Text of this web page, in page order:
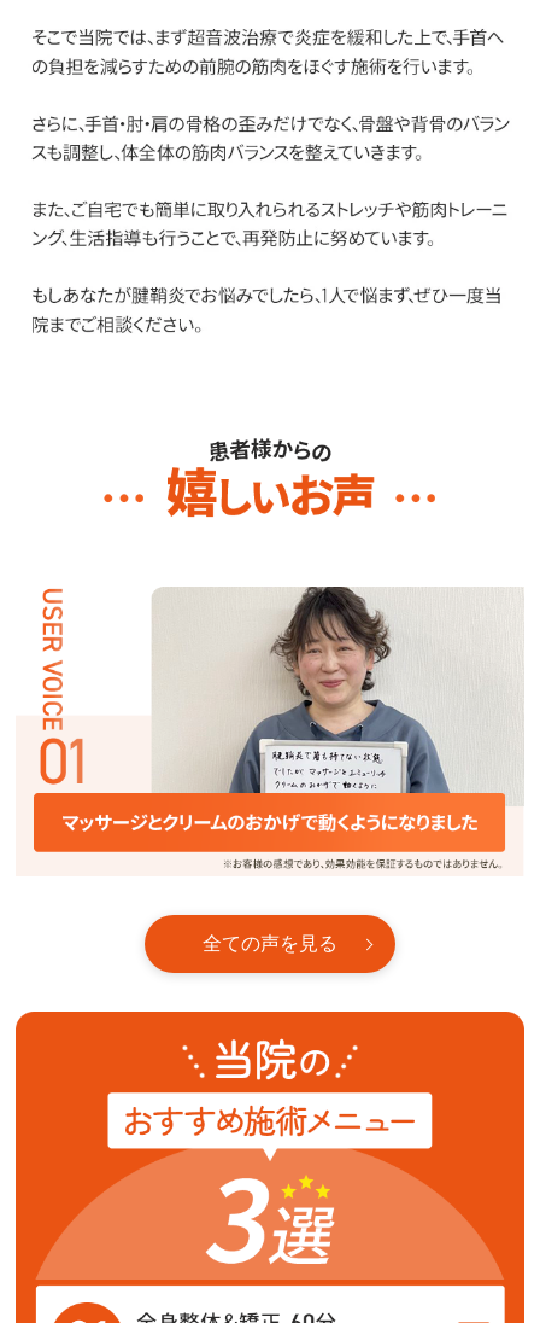
全ての声を見る